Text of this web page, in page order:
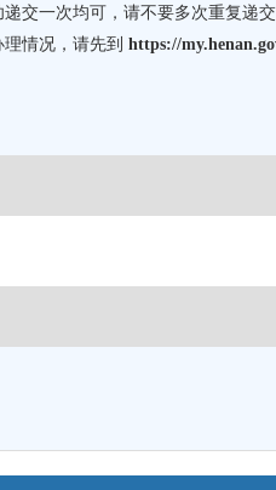
交一次均可，请不要多次重复递
情况，请先到 https://